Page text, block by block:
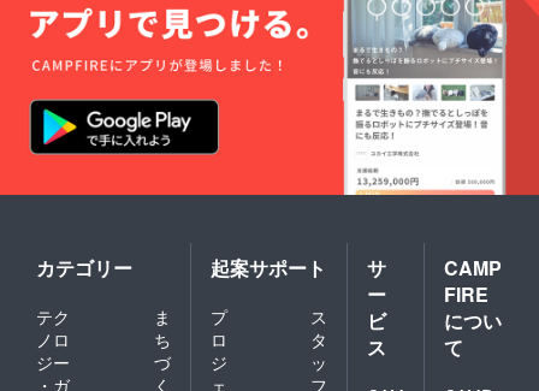
カテゴリー
テク
ノロ
ジー
・ガ
ま
ち
づ
く
起案サポート
プ
ロ
ジ
ェ
ス
タ
ッ
フ
サ
ー
ビ
ス
CAMP
FIRE
につい
て